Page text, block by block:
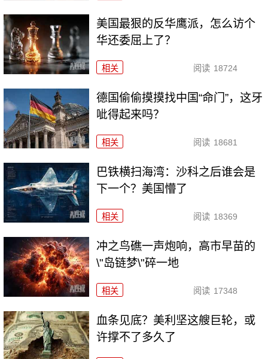
美国最狠的反华鹰派，怎么访个
华还委屈上了？
相关 阅读 18724
德国偷偷摸摸找中国“命门”，这牙
呲得起来吗？
相关 阅读 18681
巴铁横扫海湾：沙科之后谁会是
下一个？美国懵了
相关 阅读 18369
冲之鸟礁一声炮响，高市早苗的
\"岛链梦\"碎一地
相关 阅读 17348
血条见底？美利坚这艘巨轮，或
许撑不了多久了